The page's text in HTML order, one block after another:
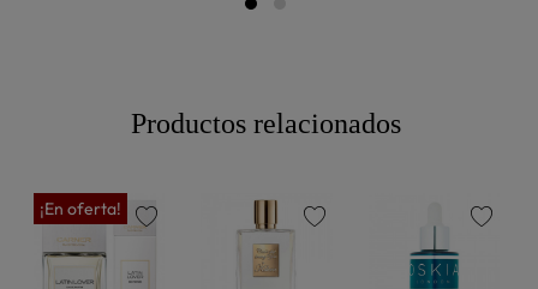
Productos relacionados
¡En oferta!